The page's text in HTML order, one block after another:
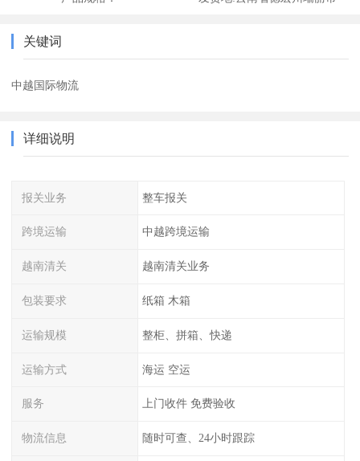
关键词
中越国际物流
详细说明
报关业务 整车报关
跨境运输 中越跨境运输
越南清关 越南清关业务
包装要求 纸箱 木箱
运输规模 整柜、拼箱、快递
运输方式 海运 空运
服务 上门收件 免费验收
物流信息 随时可查、24小时跟踪